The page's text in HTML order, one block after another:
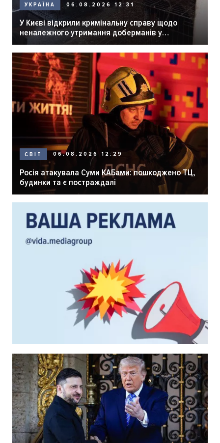
УКРАЇНА 06.08.2026 12:31
У Києві відкрили кримінальну справу щодо
неналежного утримання доберманів у
розпліднику
СВІТ 06.08.2026 12:29
Росія атакувала Суми КАБами: пошкоджено ТЦ,
будинки та є постраждалі